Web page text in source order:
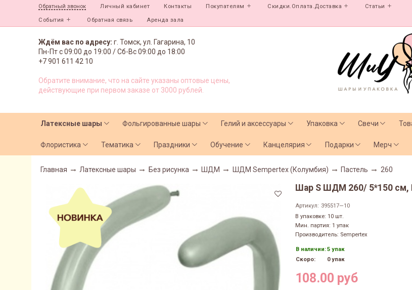
Обратный звонок Личный кабинет Контакты Покупателям Скидки.Оплата.Доставка Статьи
События Обратная связь Аренда зала
Ждём вас по адресу: г. Томск, ул. Гагарина, 10
Пн-Пт с09:00 до 19:00 /Сб-Вс 09:00 до 18:00
+7 901 611 42 10
Обратите внимание, что на сайте указаны оптовые цены,
действующие при первом заказе от 3000 рублей.
Латексные шары Фольгированные шары Гелий и аксессуары Упаковка Свечи
Флористика Тематика Праздники Обучение Канцелярия Подарки Мерч
Главная Латексные шары Без рисунка ШДМ ШДМ Sempertex (Колумбия) Пастель 260
Шар S ШДМ 260/ 5*150 см,
Артикул: 395517—10
В упаковке: 10 шт.
Мин. партия: 1 упак
Производитель: Sempertex
В наличии:5 упак
Скоро:
0 упак
108.00 руб